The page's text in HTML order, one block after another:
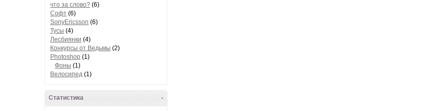
что за слово? (6)
Софт (6)
SonyEricsson (6)
Тусы (4)
Лесбиянки (4)
Конкурсы от Ведьмы (2)
Photoshop (1)
Фоны (1)
Велосипед (1)
-
Статистика